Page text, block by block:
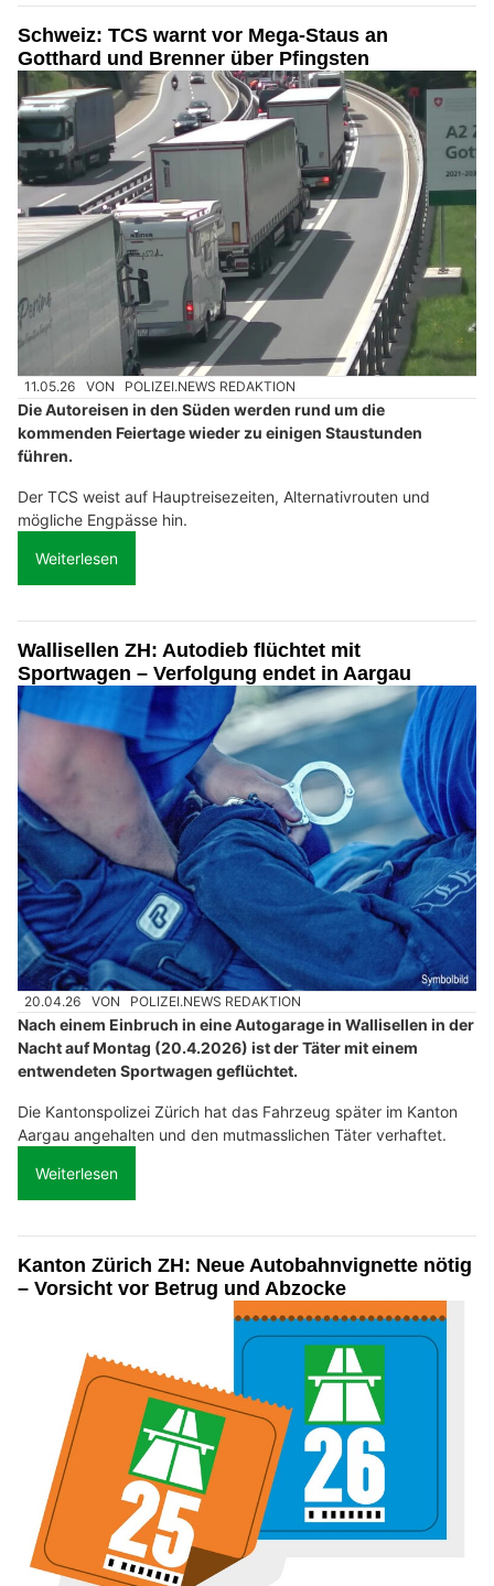
Schweiz: TCS warnt vor Mega-Staus an
Gotthard und Brenner über Pfingsten
11.05.26 VON POLIZEI.NEWS REDAKTION
Die Autoreisen in den Süden werden rund um die
kommenden Feiertage wieder zu einigen Staustunden
führen.
Der TCS weist auf Hauptreisezeiten, Alternativrouten und
mögliche Engpässe hin.
Weiterlesen
Wallisellen ZH: Autodieb flüchtet mit
Sportwagen – Verfolgung endet in Aargau
20.04.26 VON POLIZEI.NEWS REDAKTION
Nach einem Einbruch in eine Autogarage in Wallisellen in der
Nacht auf Montag (20.4.2026) ist der Täter mit einem
entwendeten Sportwagen geflüchtet.
Die Kantonspolizei Zürich hat das Fahrzeug später im Kanton
Aargau angehalten und den mutmasslichen Täter verhaftet.
Weiterlesen
Kanton Zürich ZH: Neue Autobahnvignette nötig
– Vorsicht vor Betrug und Abzocke